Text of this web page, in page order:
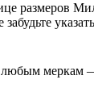
размеров
меркам —